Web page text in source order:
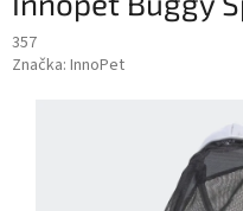
357
Značka: InnoPet